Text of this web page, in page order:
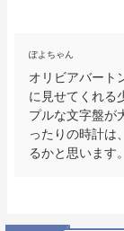
ぽよちゃん
オリビアバート
に見せてくれる
プルな文字盤が
ったりの時計は
るかと思います。